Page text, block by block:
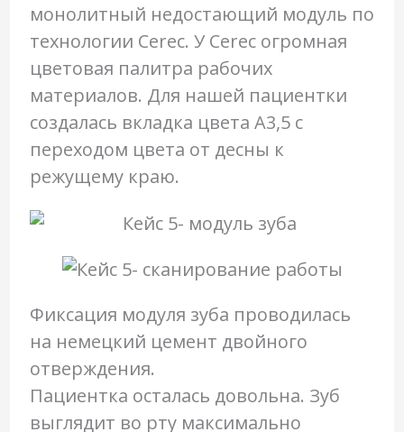
монолитный недостающий модуль по
технологии Cerec. У Cerec огромная
цветовая палитра рабочих
материалов. Для нашей пациентки
создалась вкладка цвета А3,5 с
переходом цвета от десны к
режущему краю.
Фиксация модуля зуба проводилась
на немецкий цемент двойного
отверждения.
Пациентка осталась довольна. Зуб
выглядит во рту максимально